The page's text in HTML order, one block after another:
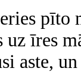
pīto
uz īres
aste,